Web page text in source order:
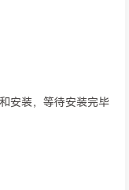
安装，等待安装完毕